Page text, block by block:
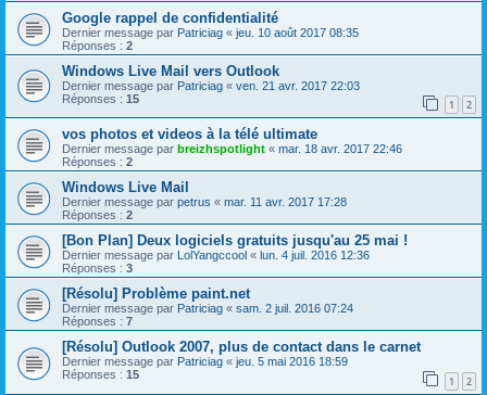
Google rappel de confidentialité
Dernier message par Patriciag « jeu. 10 août 2017 08:35
Réponses : 2
Windows Live Mail vers Outlook
Dernier message par Patriciag « ven. 21 avr. 2017 22:03
Réponses : 15 1 2
vos photos et videos à la télé ultimate
Dernier message par breizhspotlight « mar. 18 avr. 2017 22:46
Réponses : 2
Windows Live Mail
Dernier message par petrus « mar. 11 avr. 2017 17:28
Réponses : 2
[Bon Plan] Deux logiciels gratuits jusqu'au 25 mai !
Dernier message par LolYangccool « lun. 4 juil. 2016 12:36
Réponses : 3
[Résolu] Problème paint.net
Dernier message par Patriciag « sam. 2 juil. 2016 07:24
Réponses : 7
[Résolu] Outlook 2007, plus de contact dans le carnet
Dernier message par Patriciag « jeu. 5 mai 2016 18:59
Réponses : 15 1 2